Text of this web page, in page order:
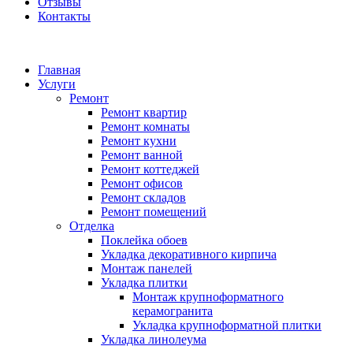
Контакты
Главная
Услуги
Ремонт
Ремонт квартир
Ремонт комнаты
Ремонт кухни
Ремонт ванной
Ремонт коттеджей
Ремонт офисов
Ремонт складов
Ремонт помещений
Отделка
Поклейка обоев
Укладка декоративного кирпича
Монтаж панелей
Укладка плитки
Монтаж крупноформатного
керамогранита
Укладка крупноформатной плитки
Укладка линолеума